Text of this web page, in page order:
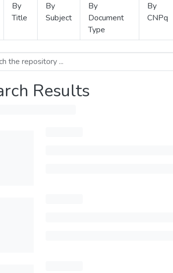
By
Title
By
Subject
By
Document
Type
By
CNPq
Results